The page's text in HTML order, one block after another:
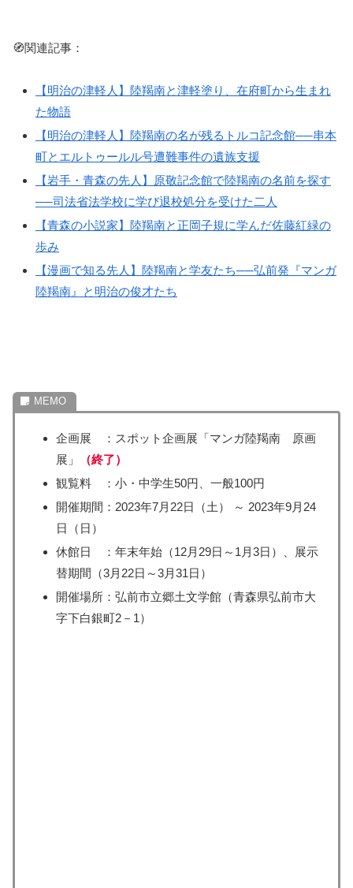
🧭関連記事：
【明治の津軽人】陸羯南と津軽塗り、在府町から生まれ
た物語
【明治の津軽人】陸羯南の名が残るトルコ記念館──串本
町とエルトゥールル号遭難事件の遺族支援
【岩手・青森の先人】原敬記念館で陸羯南の名前を探す
──司法省法学校に学び退校処分を受けた二人
【青森の小説家】陸羯南と正岡子規に学んだ佐藤紅緑の
歩み
【漫画で知る先人】陸羯南と学友たち──弘前発『マンガ
陸羯南』と明治の俊才たち
企画展 ：スポット企画展「マンガ陸羯南 原画
展」
（終了）
観覧料 ：小・中学生50円、一般100円
開催期間：2023年7月22日（土） ～ 2023年9月24
日（日）
休館日 ：年末年始（12月29日～1月3日）、展示
替期間（3月22日～3月31日）
開催場所：弘前市立郷土文学館（青森県弘前市大
字下白銀町2－1）